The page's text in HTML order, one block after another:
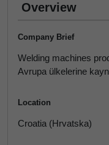
Overview
Company Brief
Welding machines
Avrupa ülkelerine
Location
Croatia (Hrvatska)